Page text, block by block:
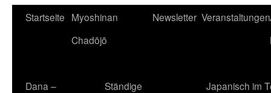
Startseite Myoshinan
Chadōjō
Newsletter Veranstaltungen
Dana –
Ständige
Japanisch im